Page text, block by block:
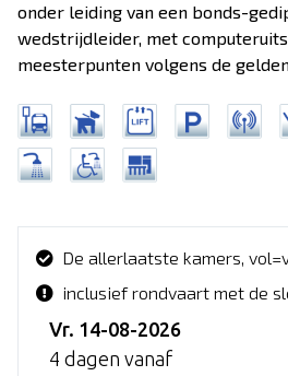
onder leiding van een bonds-
wedstrijdleider, met
meesterpunten volgens de
De allerlaatste kamers,
inclusief rondvaart met de
Vr. 14-08-2026
4 dagen vanaf